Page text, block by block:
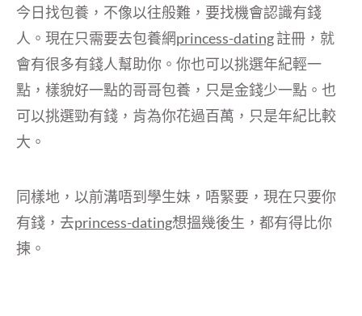
今日找包養，不像以往般難，要找機會認識有錢
人。現在只需要去包養網princess-dating註冊，就
會有很多有錢人幫助你。你也可以挑選年紀輕一
點，樣貌好一點的哥哥包養，只是金錢少一點。也
可以挑選勁有錢，肯為你花過百萬，只是年紀比較
大。
同樣地，以前溝唔到學生妹，唔緊要，現在只要你
有錢，去princess-dating想搵幾後生，都有得比你
揀。